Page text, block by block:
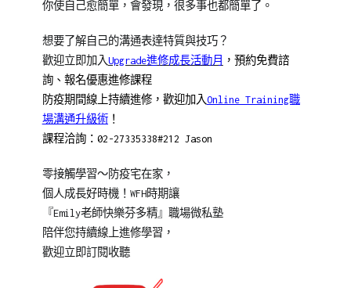
你使自己愈簡單，會發現，很多事也都簡單了。
想要了解自己的溝通表達特質與技巧？
歡迎立即加入Upgrade進修成長活動月 ，預約免費諮
詢、報名優惠進修課程
防疫期間線上持續進修，歡迎加入Online Training職
場溝通升級術！
課程洽詢：02-27335338#212 Jason
零接觸學習～防疫宅在家，
個人成長好時機！WFH時期讓
『Emily老師快樂芬多精』職場微私塾
陪伴您持續線上進修學習，
歡迎立即訂閱收聽